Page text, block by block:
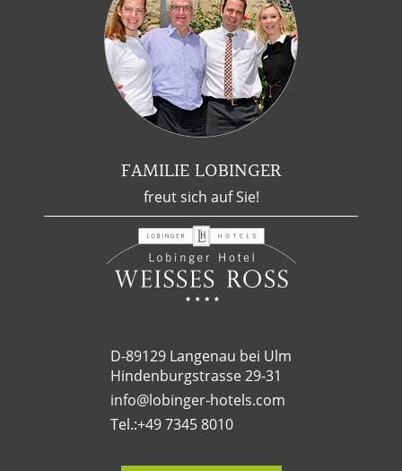
FAMILIE LOBINGER
freut sich auf Sie!
D-89129 Langenau bei Ulm
Hindenburgstrasse 29-31
info@lobinger-hotels.com
Tel.:+49 7345 8010